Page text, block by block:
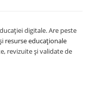
digitale. Are peste
resurse educaționale
revizuite și validate de